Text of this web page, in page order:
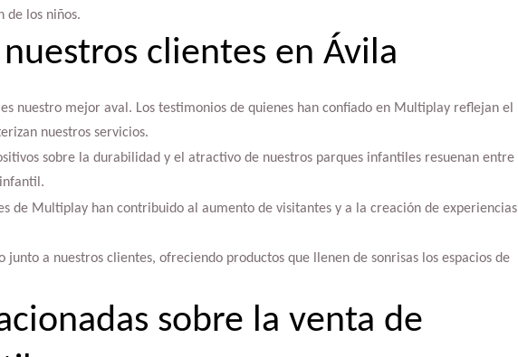
de los niños.
clientes en Ávila
nuestro mejor aval. Los testimonios de quienes han confiado en Multiplay reflejan el
nuestros servicios.
sobre la durabilidad y el atractivo de nuestros parques infantiles resuenan entre
de Multiplay han contribuido al aumento de visitantes y a la creación de experiencias
junto a nuestros clientes, ofreciendo productos que llenen de sonrisas los espacios de
sobre la venta de